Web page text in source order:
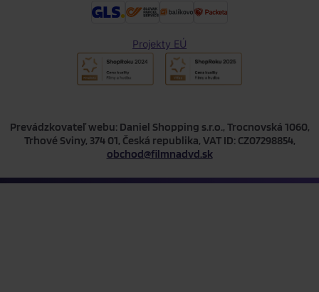
Projekty EÚ
Prevádzkovateľ webu: Daniel Shopping s.r.o., Trocnovská 1060,
Trhové Sviny, 374 01, Česká republika, VAT ID: CZ07298854,
obchod@filmnadvd.sk